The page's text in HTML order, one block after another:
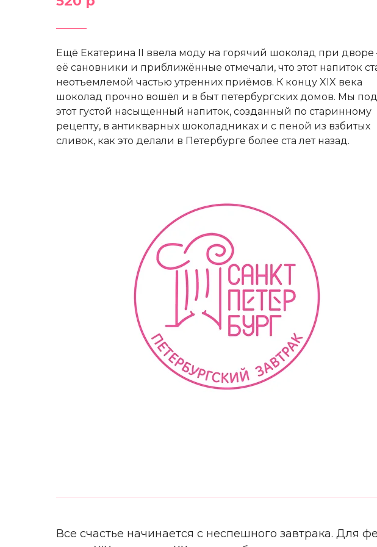
Ещё Екатерина II ввела моду на горячий шоколад при
её сановники и приближённые отмечали, что этот напиток
неотъемлемой частью утренних приёмов. К концу XIX века
шоколад прочно вошёл и в быт петербургских домов. Мы
этот густой насыщенный напиток, созданный по старинному
рецепту, в антикварных шоколадниках и с пеной из взбитых
сливок, как это делали в Петербурге более ста лет назад.
Все счастье начинается с неспешного завтрака. Для